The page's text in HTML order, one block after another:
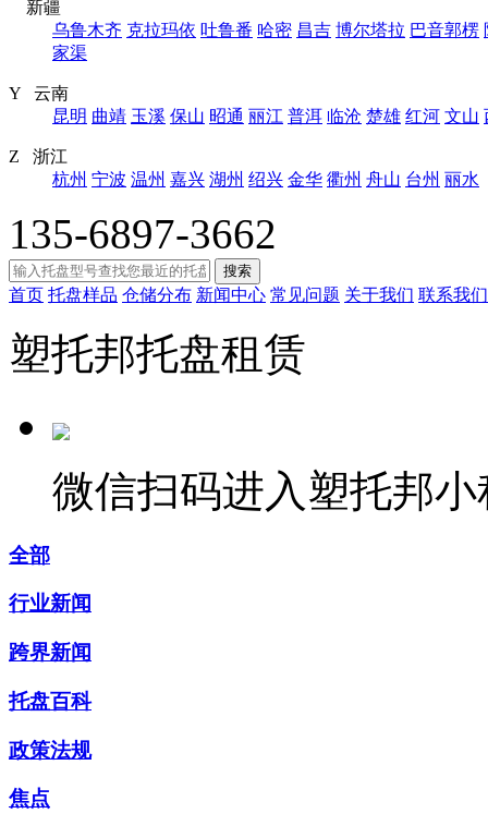
新疆
乌鲁木齐 克拉玛依 吐鲁番 哈密 昌吉 博尔塔拉 巴音郭楞
家渠
Y 云南
昆明 曲靖 玉溪 保山 昭通 丽江 普洱 临沧 楚雄 红河 文山
Z 浙江
杭州 宁波 温州 嘉兴 湖州 绍兴 金华 衢州 舟山 台州 丽水
135-6897-3662
搜索
首页 托盘样品 仓储分布 新闻中心 常见问题 关于我们 联系我们
塑托邦托盘租赁
微信扫码进入塑托邦小
全部
行业新闻
跨界新闻
托盘百科
政策法规
焦点